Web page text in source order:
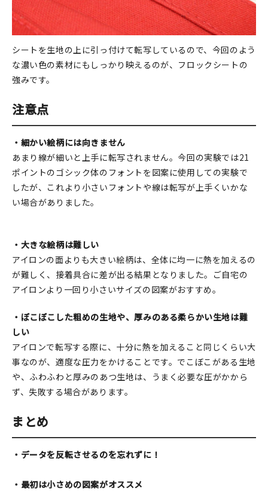
シートを生地の上に引っ付けて転写しているので、今回のよう
な濃い色の素材にもしっかり映えるのが、フロックシートの
強みです。
注意点
・細かい絵柄には向きません
あまり線が細いと上手に転写されません。今回の実験では21
ポイントのゴシック体のフォントを図案に使用しての実験で
したが、これより小さいフォントや線は転写が上手くいかな
い場合がありました。
・大きな絵柄は難しい
アイロンの面よりも大きい絵柄は、全体に均一に熱を加えるの
が難しく、接着具合に差が出る結果となりました。ご自宅の
アイロンより一回り小さいサイズの図案がおすすめ。
・ぼこぼこした粗めの生地や、厚みのある柔らかい生地は難
しい
アイロンで転写する際に、十分に熱を加えること同じくらい大
事なのが、適度な圧力をかけることです。でこぼこがある生地
や、ふわふわと厚みのあつ生地は、うまく必要な圧がかから
ず、失敗する場合があります。
まとめ
・データを反転させるのを忘れずに！
・最初は小さめの図案がオススメ